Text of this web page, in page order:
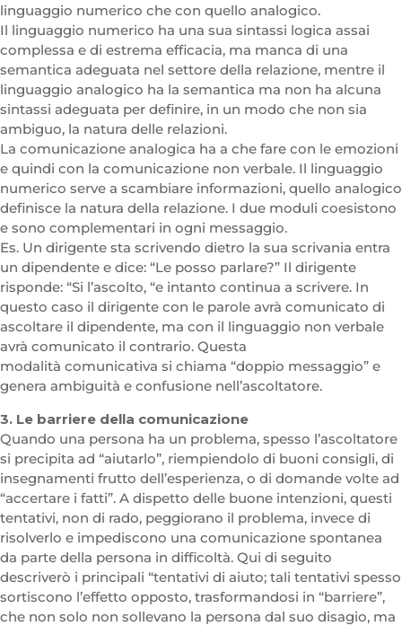
linguaggio numerico che con quello analogico.
Il linguaggio numerico ha una sua sintassi logica assai
complessa e di estrema efficacia, ma manca di una
semantica adeguata nel settore della relazione, mentre il
linguaggio analogico ha la semantica ma non ha alcuna
sintassi adeguata per definire, in un modo che non sia
ambiguo, la natura delle relazioni.
La comunicazione analogica ha a che fare con le emozioni
e quindi con la comunicazione non verbale. Il linguaggio
numerico serve a scambiare informazioni, quello analogico
definisce la natura della relazione. I due moduli coesistono
e sono complementari in ogni messaggio.
Es. Un dirigente sta scrivendo dietro la sua scrivania entra
un dipendente e dice: “Le posso parlare?” Il dirigente
risponde: “Si l’ascolto, “e intanto continua a scrivere. In
questo caso il dirigente con le parole avrà comunicato di
ascoltare il dipendente, ma con il linguaggio non verbale
avrà comunicato il contrario. Questa
modalità comunicativa si chiama “doppio messaggio” e
genera ambiguità e confusione nell’ascoltatore.
3. Le barriere della comunicazione
Quando una persona ha un problema, spesso l’ascoltatore
si precipita ad “aiutarlo”, riempiendolo di buoni consigli, di
insegnamenti frutto dell’esperienza, o di domande volte ad
“accertare i fatti”. A dispetto delle buone intenzioni, questi
tentativi, non di rado, peggiorano il problema, invece di
risolverlo e impediscono una comunicazione spontanea
da parte della persona in difficoltà. Qui di seguito
descriverò i principali “tentativi di aiuto; tali tentativi spesso
sortiscono l’effetto opposto, trasformandosi in “barriere”,
che non solo non sollevano la persona dal suo disagio, ma